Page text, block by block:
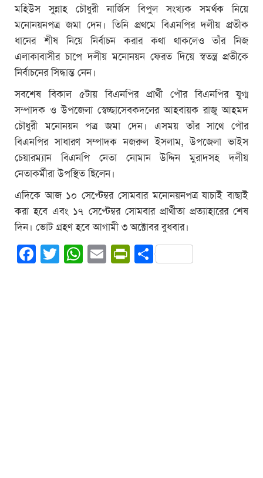
মহিউস সুন্নাহ চৌধুরী নার্জিস বিপুল সংখ্যক সমর্থক নিয়ে
মনোনয়নপত্র জমা দেন। তিনি প্রথমে বিএনপির দলীয় প্রতীক
ধানের শীষ নিয়ে নির্বাচন করার কথা থাকলেও তাঁর নিজ
এলাকাবাসীর চাপে দলীয় মনোনয়ন ফেরত দিয়ে স্বতন্ত্র প্রতীকে
নির্বাচনের সিদ্ধান্ত নেন।
সবশেষ বিকাল ৫টায় বিএনপির প্রার্থী পৌর বিএনপির যুগ্ম
সম্পাদক ও উপজেলা স্বেচ্ছাসেবকদলের আহবায়ক রাজু আহমদ
চৌধুরী মনোনয়ন পত্র জমা দেন। এসময় তাঁর সাথে পৌর
বিএনপির সাধারণ সম্পাদক নজরুল ইসলাম, উপজেলা ভাইস
চেয়ারম্যান বিএনপি নেতা নোমান উদ্দিন মুরাদসহ দলীয়
নেতাকর্মীরা উপস্থিত ছিলেন।
এদিকে আজ ১০ সেপ্টেম্বর সোমবার মনোনয়নপত্র যাচাই বাছাই
করা হবে এবং ১৭ সেপ্টেম্বর সোমবার প্রার্থীতা প্রত্যাহারের শেষ
দিন। ভোট গ্রহণ হবে আগামী ৩ অক্টোবর বুধবার।
Facebook
Twitter
WhatsApp
EmailPrintFriendly
Share